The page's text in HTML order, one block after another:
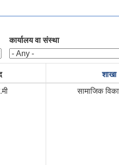
कार्यालय वा संस्था
शाखा
सामाजिक